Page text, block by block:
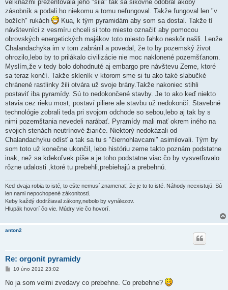
veľkňazmi prezentovala jeho "sila" tak sa šikovne odobral akoby
zásobník a podali ho niekomu a tomu nefungoval. Takže fungoval len "v
božích" rukách
Kua, k tým pyramidám aby som sa dostal. Takže tí
návštevníci z vesmíru chceli si toto miesto označiť aby pomocou
obrovských energetických majákov toto miesto ľahko neskôr našli. Lenže
Chalandachyka im v tom zabránil a povedal, že to by pozemský život
ohrozilo,lebo by to prilákalo civilizácie nie moc naklonené pozemšťanom.
Myslím,že v tedy bolo dohodnuté aj embargo pre návštevu Zeme, ktoré
sa teraz končí. Takže skleník v ktorom sme si tu ako také slabučké
chránené rastlinky žili otvára už svoje brány.Takže nakoniec stihli
postaviť iba pyramídy. Sú to nedokončené stavby. Je to ako keď niekto
stavia cez rieku most, postaví piliere ale stavbu už nedokončí. Stavebné
technológie zobrali teda pri svojom odchode so sebou,lebo aj tak by s
nimi pozemštania nevedeli narábať. Pyramídy mali mať okrem iného na
svojich stenách neutrínové žiariče. Niektorý nedokázali od
Chalandachyku odísť a tak sa tu s "čiernohlavcami" asimilovali. Tým by
som toto už konečne ukončil, lebo históriu zeme takto poznám podstatne
inak, než sa kdekoľvek píše a je toho podstatne viac čo by vysvetľovalo
rôzne udalosti ,ktoré tu prebehli,prebiehajú a prebehnú.
Keď dvaja robia to isté, to ešte nemusí znamenať, že je to to isté. Náhody neexistujú. Sú
len nami nepochopené zákonitosti.
Keby každý dodržiaval zákony,nebolo by vynálezov.
Hlupák hovorí čo vie. Múdry vie čo hovorí.
anton2
Re: orgonit pyramidy
P
í
s
10 úno 2012 23:02
No ja som velmi zvedavy co prebehne. Co prebehne?